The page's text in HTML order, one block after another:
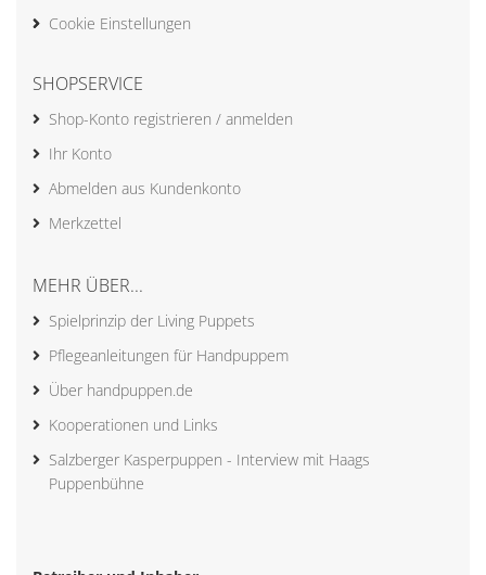
Cookie Einstellungen
SHOPSERVICE
Shop-Konto registrieren / anmelden
Ihr Konto
Abmelden aus Kundenkonto
Merkzettel
MEHR ÜBER...
Spielprinzip der Living Puppets
Pflegeanleitungen für Handpuppem
Über handpuppen.de
Kooperationen und Links
Salzberger Kasperpuppen - Interview mit Haags
Puppenbühne